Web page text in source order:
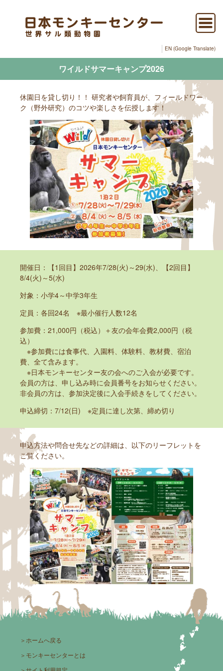
EN (Google Translate)
ワイルドサマーキャンプ2026
休園日を貸し切り！！ 研究者や飼育員が、フィールドワー
ク（野外研究）のコツや楽しさを伝授します！
開催日：【1回目】2026年7/28(火)～29(水)、【2回目】
8/4(火)～5(水)
対象：小学4～中学3年生
定員：各回24名 ※最小催行人数12名
参加費：21,000円（税込）＋友の会年会費2,000円（税
込）
※参加費には食事代、入園料、体験料、教材費、宿泊
費、全て含みます。
※日本モンキーセンター友の会へのご入会が必要です。
会員の方は、申し込み時に会員番号をお知らせください。
非会員の方は、参加決定後に入会手続きをしてください。
申込締切：7/12(日) ※定員に達し次第、締め切り
申込方法や問合せ先などの詳細は、以下のリーフレットを
ご覧ください。
＞ ホームへ戻る
＞ モンキーセンターとは